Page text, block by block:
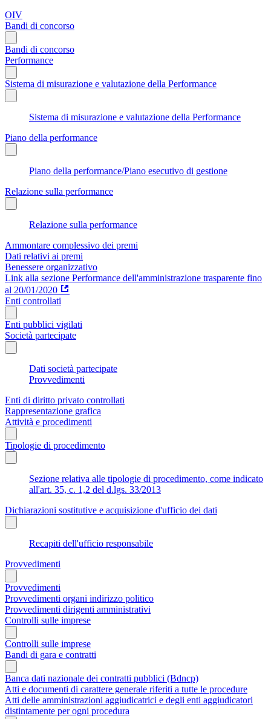
OIV
Bandi di concorso
Bandi di concorso
Performance
Sistema di misurazione e valutazione della Performance
Sistema di misurazione e valutazione della Performance
Piano della performance
Piano della performance/Piano esecutivo di gestione
Relazione sulla performance
Relazione sulla performance
Ammontare complessivo dei premi
Dati relativi ai premi
Benessere organizzativo
Link alla sezione Performance dell'amministrazione trasparente fino
al 20/01/2020
Enti controllati
Enti pubblici vigilati
Società partecipate
Dati società partecipate
Provvedimenti
Enti di diritto privato controllati
Rappresentazione grafica
Attività e procedimenti
Tipologie di procedimento
Sezione relativa alle tipologie di procedimento, come indicato
all'art. 35, c. 1,2 del d.lgs. 33/2013
Dichiarazioni sostitutive e acquisizione d'ufficio dei dati
Recapiti dell'ufficio responsabile
Provvedimenti
Provvedimenti
Provvedimenti organi indirizzo politico
Provvedimenti dirigenti amministrativi
Controlli sulle imprese
Controlli sulle imprese
Bandi di gara e contratti
Banca dati nazionale dei contratti pubblici (Bdncp)
Atti e documenti di carattere generale riferiti a tutte le procedure
Atti delle amministrazioni aggiudicatrici e degli enti aggiudicatori
distintamente per ogni procedura